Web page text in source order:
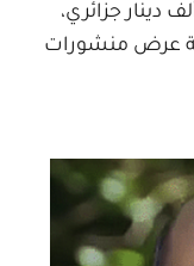
أشهر، مع غرامة مالية تقدر بـ 50 ألف دينار جزائري،
عرض منشورات